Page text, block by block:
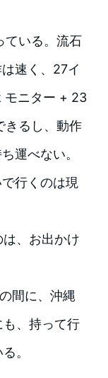
ている。流石
速く、27イ
モニター + 23
きるし、動作
運べない。
行くのは現
、お出かけ
間に、沖縄
、持って行
。